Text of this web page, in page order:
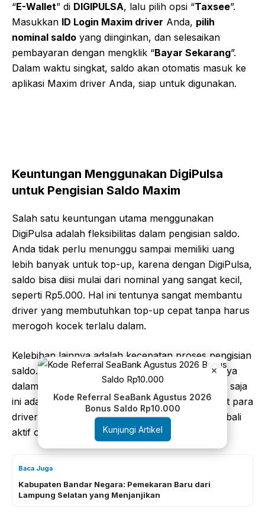
“E-Wallet” di DIGIPULSA, lalu pilih opsi “Taxsee”.
Masukkan ID Login Maxim driver Anda, pilih
nominal saldo yang diinginkan, dan selesaikan
pembayaran dengan mengklik “Bayar Sekarang”.
Dalam waktu singkat, saldo akan otomatis masuk ke
aplikasi Maxim driver Anda, siap untuk digunakan.
Keuntungan Menggunakan DigiPulsa
untuk Pengisian Saldo Maxim
Salah satu keuntungan utama menggunakan
DigiPulsa adalah fleksibilitas dalam pengisian saldo.
Anda tidak perlu menunggu sampai memiliki uang
lebih banyak untuk top-up, karena dengan DigiPulsa,
saldo bisa diisi mulai dari nominal yang sangat kecil,
seperti Rp5.000. Hal ini tentunya sangat membantu
driver yang membutuhkan top-up cepat tanpa harus
merogoh kocek terlalu dalam.
Kelebihan lainnya adalah kecepatan proses pengisian
saldo. Dengan DigiPulsa, saldo akan masuk hanya
dalam hitungan detik. Dalam kondisi sibuk, tentu saja
ini adalah nilai tambah besar yang bisa membuat para
driver tidak perlu menunggu lama sebelum kembali
aktif on-bid di aplikasi Maxim.
Baca Juga
Kabupaten Bandar Negara: Pemekaran Baru dari
Lampung Selatan yang Menjanjikan
×
Kode Referral SeaBank Agustus 2026
Bonus Saldo Rp10.000
Kunjungi Artikel